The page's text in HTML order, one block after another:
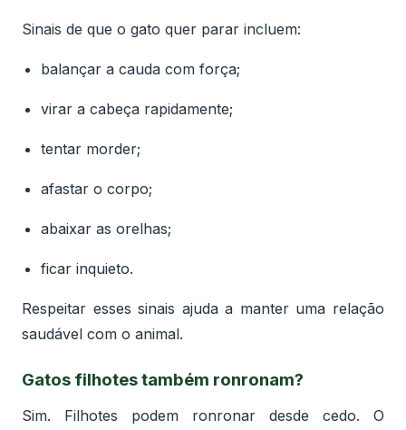
Sinais de que o gato quer parar incluem:
balançar a cauda com força;
virar a cabeça rapidamente;
tentar morder;
afastar o corpo;
abaixar as orelhas;
ficar inquieto.
Respeitar esses sinais ajuda a manter uma relação
saudável com o animal.
Gatos filhotes também ronronam?
Sim. Filhotes podem ronronar desde cedo. O